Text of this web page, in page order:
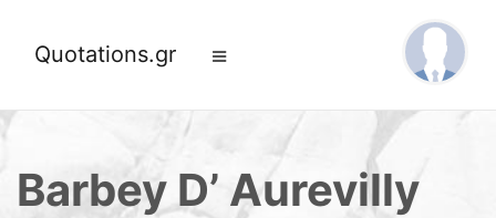
Quotations.gr
Barbey D’ Aurevilly